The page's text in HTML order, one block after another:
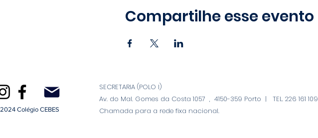
Compartilhe esse evento
Colégio CEBES
SECRETARIA (POLO I)
Av. do Mal. Gomes da Costa 1057 , 4150-359 Porto | TEL. 226 161 109
Chamada para a rede fixa nacional.